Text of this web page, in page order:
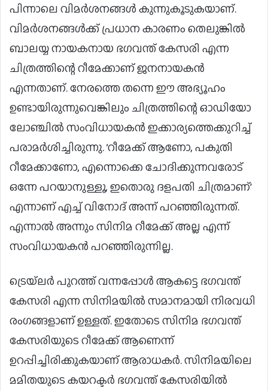
പിന്നാലെ വിമർശനങ്ങൾ കുന്നുകൂടുകയാണ്.
വിമർശനങ്ങൾക്ക് പ്രധാന കാരണം തെലുങ്കിൽ
ബാലയ്യ നായകനായ ഭഗവന്ത് കേസരി എന്ന
ചിത്രത്തിന്റെ റീമേക്കാണ് ജനനായകൻ
എന്നതാണ്. നേരത്തെ തന്നെ ഈ അഭ്യൂഹം
ഉണ്ടായിരുന്നുവെങ്കിലും ചിത്രത്തിന്റെ ഓഡിയോ
ലോഞ്ചിൽ സംവിധായകൻ ഇക്കാര്യത്തെക്കുറിച്ച്
പരാമർശിച്ചിരുന്നു. ‘റീമേക്ക് ആണോ, പകുതി
റീമേക്കാണോ, എന്നൊക്കെ ചോദിക്കുന്നവരോട്
ഒന്നേ പറയാനുള്ളൂ, ഇതൊരു ദളപതി ചിത്രമാണ്’
എന്നാണ് എച്ച് വിനോദ് അന്ന് പറഞ്ഞിരുന്നത്.
എന്നാൽ അന്നും സിനിമ റീമേക്ക് അല്ല എന്ന്
സംവിധായകൻ പറഞ്ഞിരുന്നില്ല.
ട്രെയ്‌ലർ പുറത്ത് വന്നപ്പോൾ ആകട്ടെ ഭഗവന്ത്
കേസരി എന്ന സിനിമയിൽ സമാനമായി നിരവധി
രംഗങ്ങളാണ് ഉള്ളത്. ഇതോടെ സിനിമ ഭഗവന്ത്
കേസരിയുടെ റീമേക്ക് ആണെന്ന്
ഉറപ്പിച്ചിരിക്കുകയാണ് ആരാധകർ. സിനിമയിലെ
മമിതയുടെ കയറക്ടർ ഭഗവന്ത് കേസരിയിൽ